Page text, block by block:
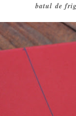
batul de